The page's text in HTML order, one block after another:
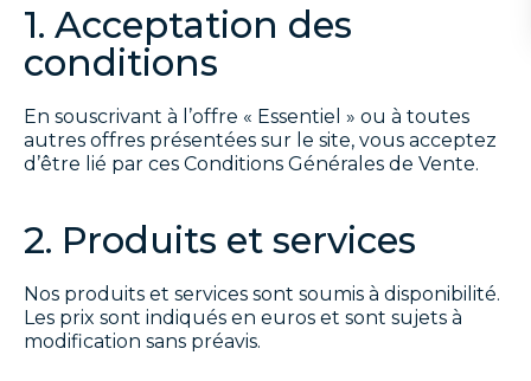
1. Acceptation des
conditions
En souscrivant à l’offre « Essentiel » ou à toutes
autres offres présentées sur le site, vous acceptez
d’être lié par ces Conditions Générales de Vente.
2. Produits et services
Nos produits et services sont soumis à disponibilité.
Les prix sont indiqués en euros et sont sujets à
modification sans préavis.